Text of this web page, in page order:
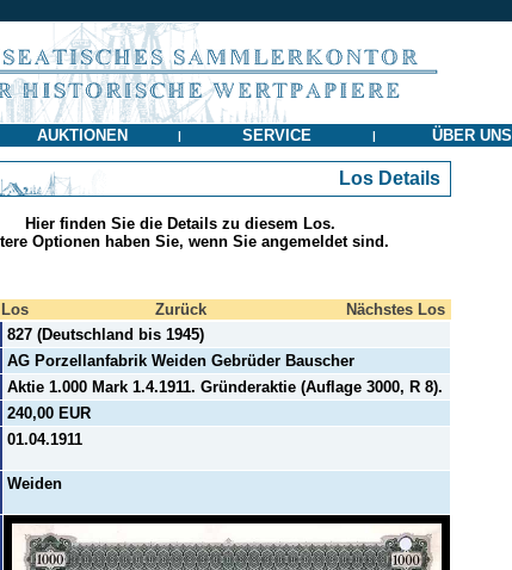
AUKTIONEN | SERVICE | ÜBER UNS
Los Details
Hier finden Sie die Details zu diesem Los.
Optionen haben Sie, wenn Sie angemeldet sind.
Zurück
Nächstes Los
827 (Deutschland bis 1945)
AG Porzellanfabrik Weiden Gebrüder Bauscher
Aktie 1.000 Mark 1.4.1911. Gründeraktie (Auflage 3000, R 8).
240,00 EUR
01.04.1911
Weiden